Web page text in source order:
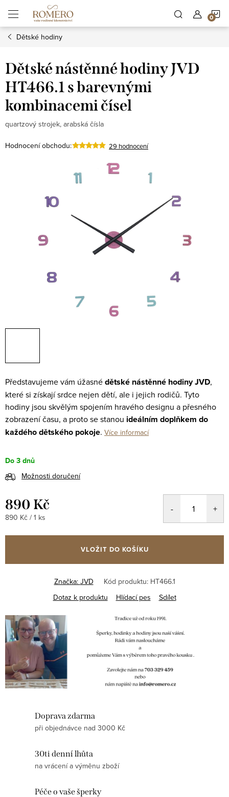
obsah
Dětské hodiny
Dětské nástěnné hodiny JVD
HT466.1 s barevnými
kombinacemi čísel
quartzový strojek, arabská čísla
Hodnocení obchodu: 29 hodnocení
Představujeme vám úžasnédětské nástěnné hodinyJVD,
které si získají srdce nejen dětí, ale i jejich rodičů. Tyto
hodiny jsou skvělým spojením hravého designu a přesného
zobrazení času, a proto se stanou ideálním doplňkem do
každého dětského pokoje. Více informací
Do 3 dnů
Možnosti doručení
890 Kč
Měrná
890 Kč / 1 ks
VLOŽIT DO KOŠÍKU
Značka: JVD Kód produktu: HT466.1
Dotaz k produktu
Hlídací pes Sdílet
Doprava zdarma
při objednávce nad 3000 Kč
30ti denní lhůta
na vrácení a výměnu zboží
Péče o vaše šperky